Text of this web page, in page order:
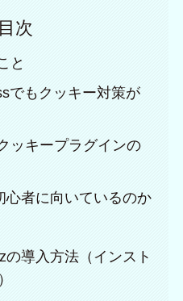
目次
と
でもクッキー対策が
ッキープラグインの
心者に向いているのか
の導入方法（インスト